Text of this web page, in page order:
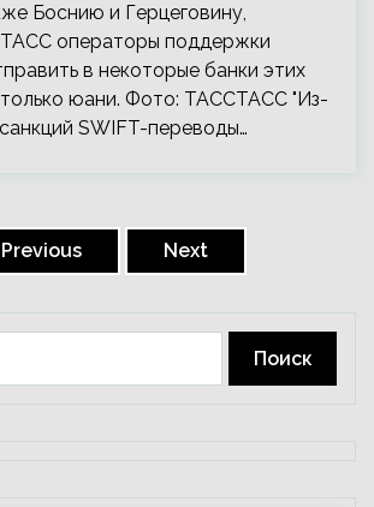
Боснию и Герцеговину,
операторы поддержки
в некоторые банки этих
юани. Фото: ТАССТАСС "Из-
SWIFT-переводы…
Previous Next